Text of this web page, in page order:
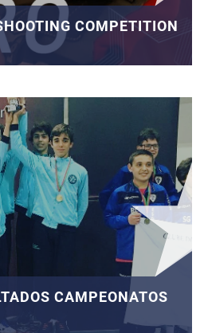
COMPETITION
CAMPEONATOS